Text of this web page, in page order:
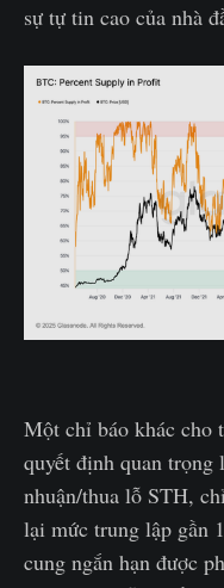
sự tự tin cao của nhà
Một chỉ báo khác cho
quyết định quan
nhuận/thua lỗ STH,
lại mức trung lập gần
cung ngắn hạn được